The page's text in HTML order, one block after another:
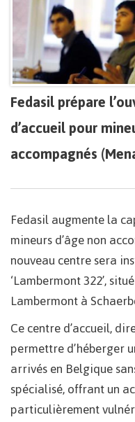
Fedasil prépare
d’accueil pour
accompagnés
Fedasil augmente la
mineurs d’âge non
nouveau centre sera
‘Lambermont 322’,
Lambermont à
Ce centre d’accueil,
permettre d’héberger
arrivés en Belgique
spécialisé, offrant un
particulièrement